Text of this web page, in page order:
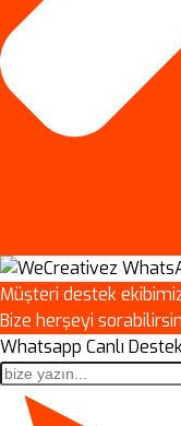
Müşteri destek
Bize herşeyi
Whatsapp Canlı